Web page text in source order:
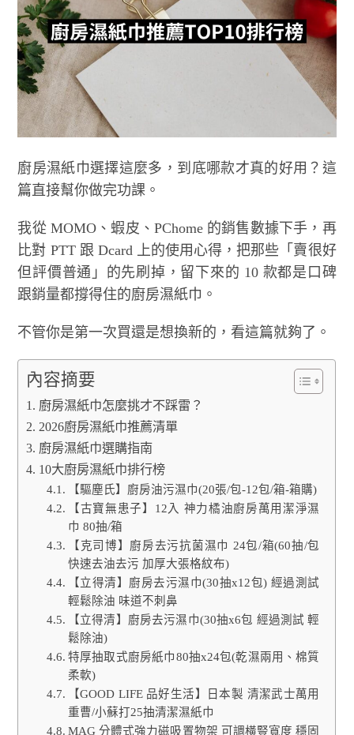
廚房濕紙巾選擇這麼多，到底哪款才真的好用？這
篇直接幫你做完功課。
我從 MOMO、蝦皮、PChome 的銷售數據下手，再
比對 PTT 跟 Dcard 上的使用心得，把那些「賣很好
但評價普通」的先刷掉，留下來的 10 款都是口碑
跟銷量都撐得住的廚房濕紙巾。
不管你是第一次買還是想換新的，看這篇就夠了。
內容摘要
廚房濕紙巾怎麼挑才不踩雷？
2026廚房濕紙巾推薦清單
廚房濕紙巾選購指南
10大廚房濕紙巾排行榜
【驅塵氏】廚房油污濕巾(20張/包-12包/箱-箱購)
【古寶無患子】12入 神力橘油廚房萬用潔淨濕
巾 80抽/箱
【克司博】廚房去污抗菌濕巾 24包/箱(60抽/包
快速去油去污 加厚大張格紋布)
【立得清】廚房去污濕巾(30抽x12包) 經過測試
輕鬆除油 味道不刺鼻
【立得清】廚房去污濕巾(30抽x6包 經過測試 輕
鬆除油)
特厚抽取式廚房紙巾80抽x24包(乾濕兩用、棉質
柔軟)
【GOOD LIFE 品好生活】日本製 清潔武士萬用
重曹/小蘇打25抽清潔濕紙巾
MAG 分體式強力磁吸置物架 可調橫豎寬度 穩固